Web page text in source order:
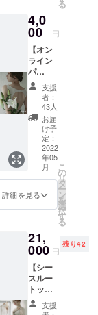
使った
ポスト
カード
３枚
セット
と、The
AMOの
思いが
詰まっ
たス
テッ
カーを
お届け
させて
いただ
きま
す。 ポ
First
Collecti
テー
マ、人
間から
妖精に
る
4,0
00 円
【オン
ライン
パ
フォー
マンス
"Giselle
" チケッ
ト】
First
Collecti
onの
テーマ
のクラ
シック
バレエ
をコン
セプト
に、ダ
ンサー
村中智
が踊る
映像作
支援
者：
43人
お届
け予
定：
2022
年05
月
詳細を見る
こ
の
リ
タ
ー
ン
を
選
択
す
る
21,
000 円
残り42
【シー
スルー
トップ
ス】 ◯
アイテ
支援